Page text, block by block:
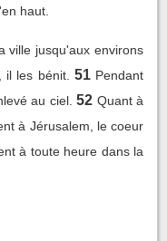
haut.
ville jusqu'aux environs
il les bénit. 51 Pendant
au ciel. 52 Quant à
à Jérusalem, le coeur
à toute heure dans la